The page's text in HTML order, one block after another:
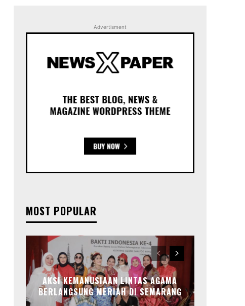
Advertisment
MOST POPULAR
AKSI KEMANUSIAAN LINTAS AGAMA
BERLANGSUNG MERIAH DI SEMARANG